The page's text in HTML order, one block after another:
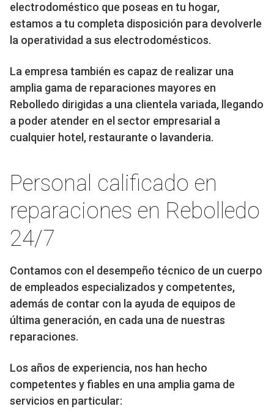
electrodoméstico que poseas en tu hogar,
estamos a tu completa disposición para devolverle
la operatividad a sus electrodomésticos.
La empresa también es capaz de realizar una
amplia gama de reparaciones mayores en
Rebolledo dirigidas a una clientela variada, llegando
a poder atender en el sector empresarial a
cualquier hotel, restaurante o lavanderia.
Personal calificado en
reparaciones en Rebolledo
24/7
Contamos con el desempeño técnico de un cuerpo
de empleados especializados y competentes,
además de contar con la ayuda de equipos de
última generación, en cada una de nuestras
reparaciones.
Los años de experiencia, nos han hecho
competentes y fiables en una amplia gama de
servicios en particular: